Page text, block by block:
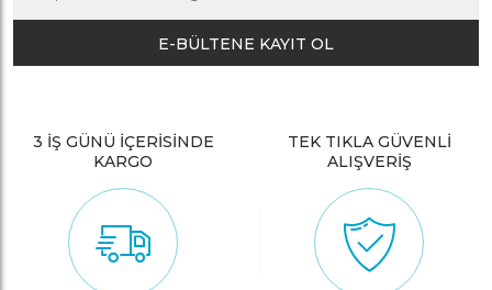
E-BÜLTENE KAYIT OL
3 İŞ GÜNÜ İÇERİSİNDE
KARGO
TEK TIKLA GÜVENLİ
ALIŞVERİŞ